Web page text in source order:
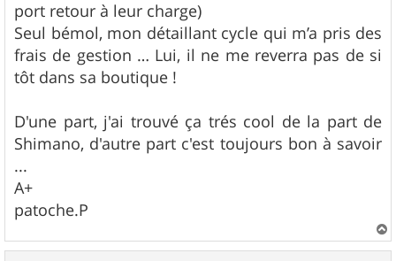
port retour à leur charge)
Seul bémol, mon détaillant cycle qui m’a pris des
frais de gestion … Lui, il ne me reverra pas de si
tôt dans sa boutique !
D'une part, j'ai trouvé ça trés cool de la part de
Shimano, d'autre part c'est toujours bon à savoir
...
A+
patoche.P
a